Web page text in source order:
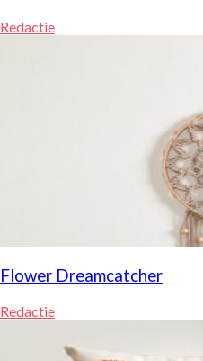
Redactie
Flower Dreamcatcher
Redactie